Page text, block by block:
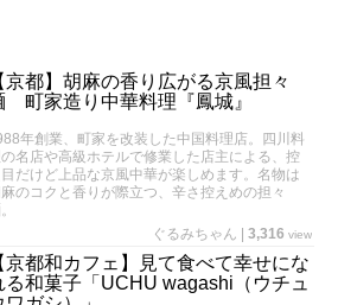
京都】胡麻の香り広がる京風担々
町家造り中華料理『鳳城』
年創業、町家を改装した中国料理店。四川料
名店や高級ホテルで修業した店主による、控
目だけど上品な京風中華が楽しめます。名物は
のコクと香りが際立つ、辛さ控えめの担々
ぐるみちゃん
3,316 view
京都和カフェ】見て食べて幸せにな
る和菓子「UCHU wagashi（ウチュ